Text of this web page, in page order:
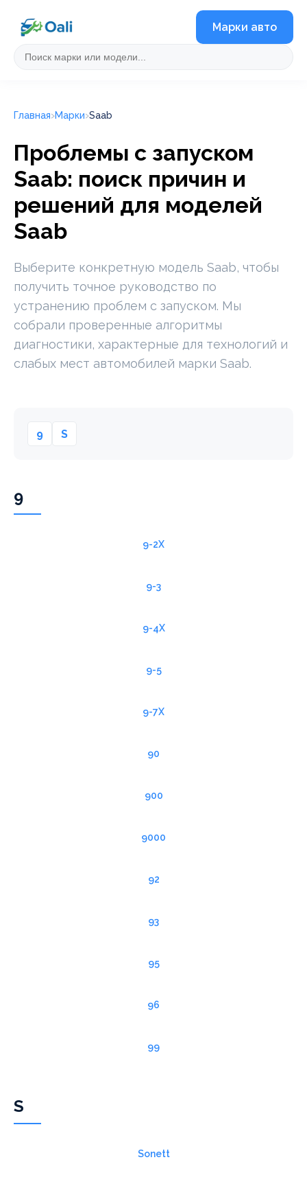
Марки авто
Главная Марки Saab
Проблемы с запуском
Saab: поиск причин и
решений для моделей
Saab
Выберите конкретную модель Saab, чтобы
получить точное руководство по
устранению проблем с запуском. Мы
собрали проверенные алгоритмы
диагностики, характерные для технологий и
слабых мест автомобилей марки Saab.
9 S
9
9-2X
9-3
9-4X
9-5
9-7X
90
900
9000
92
93
95
96
99
S
Sonett